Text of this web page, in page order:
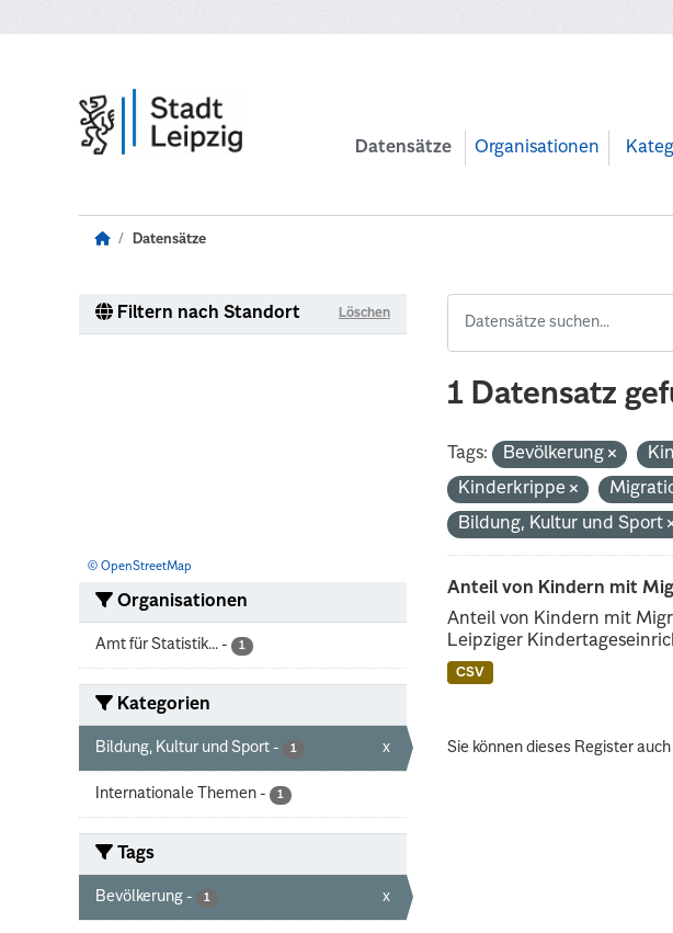
Datensätze Organisationen
Datensätze
Filtern nach Standort Löschen
© OpenStreetMap
Organisationen
Amt für Statistik... - 1
Kategorien
Bildung, Kultur und Sport - 1 x
Internationale Themen - 1
Tags
Bevölkerung - 1 x
1 Datensatz
Tags: Bevölkerung
Kinderkrippe
Bildung, Kultur und Sport
Anteil von Kindern mit
Anteil von Kindern mit
Leipziger
CSV
Sie können dieses Register